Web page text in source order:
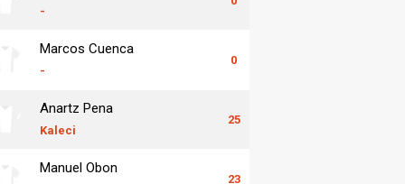
-
Marcos Cuenca
-
0
Anartz Pena
Kaleci
25
Manuel Obon
23